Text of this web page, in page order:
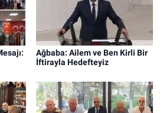
Ağbaba: Ailem ve Ben Kirli Bir
İftirayla Hedefteyiz